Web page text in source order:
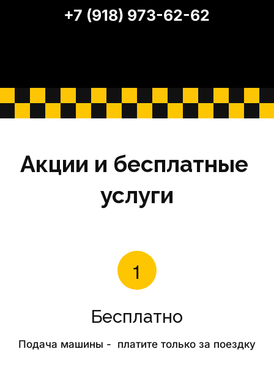
+7 (918) 973-62-62
Акции и бесплатные
услуги
Бесплатно
Подача машины -  платите только за поездку